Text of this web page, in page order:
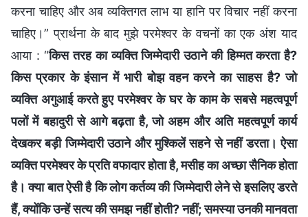
करना चाहिए और अब व्यक्तिगत लाभ या हानि पर विचार नहीं करना
चाहिए।” प्रार्थना के बाद मुझे परमेश्वर के वचनों का एक अंश याद
आया : “किस तरह का व्यक्ति जिम्मेदारी उठाने की हिम्मत करता है?
किस प्रकार के इंसान में भारी बोझ वहन करने का साहस है? जो
व्यक्ति अगुआई करते हुए परमेश्वर के घर के काम के सबसे महत्वपूर्ण
पलों में बहादुरी से आगे बढ़ता है, जो अहम और अति महत्वपूर्ण कार्य
देखकर बड़ी जिम्मेदारी उठाने और मुश्किलें सहने से नहीं डरता। ऐसा
व्यक्ति परमेश्वर के प्रति वफादार होता है, मसीह का अच्छा सैनिक होता
है। क्या बात ऐसी है कि लोग कर्तव्य की जिम्मेदारी लेने से इसलिए डरते
हैं, क्योंकि उन्हें सत्य की समझ नहीं होती? नहीं; समस्या उनकी मानवता